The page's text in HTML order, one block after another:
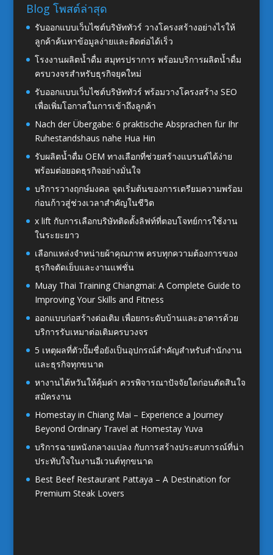
Blog โพสต์ล่าสุด
รับออกแบบเว็บไซต์บริษัททัวร์ วางโครงสร้างอย่างไรให้
ลูกค้าค้นหาข้อมูลง่ายและติดต่อได้เร็ว
โรงงานผลิตน้ำดื่ม สมุทรปราการ พร้อมบริการผลิตน้ำดื่ม
ครบวงจรสำหรับธุรกิจยุคใหม่
รับออกแบบเว็บไซต์บริษัททัวร์ พร้อมวางโครงสร้าง SEO
เพื่อเพิ่มโอกาสในการเข้าถึงลูกค้า
Nach der Übergabe: 6 praktische Absprachen für Ihr
Ruhestandshaus nahe Hua Hin
รับผลิตน้ำดื่ม OEM ทางเลือกที่ช่วยสร้างแบรนด์ได้ง่าย
พร้อมต่อยอดธุรกิจอย่างมั่นใจ
บริการวางฤกษ์มงคล จุดเริ่มต้นของการเตรียมความพร้อม
ก่อนก้าวสู่ช่วงเวลาสำคัญในชีวิต
x lift กับการเลือกบริษัทติดตั้งลิฟท์ที่ตอบโจทย์การใช้งาน
ในระยะยาว
เลือกแหล่งจำหน่ายผ้าคุณภาพ ครบทุกความต้องการของ
ธุรกิจตัดเย็บและงานแฟชั่น
Muay Thai Training Chiangmai: A Complete Guide to
Improving Your Skills and Fitness
ออกแบบก่อสร้างต่อเติม เพื่อยกระดับบ้านและอาคารด้วย
บริการรับเหมาต่อเติมครบวงจร
5 เหตุผลที่ตัวปั๊มชื่อยังเป็นอุปกรณ์สำคัญสำหรับสำนักงาน
และธุรกิจทุกขนาด
หางานไต้หวันให้คุ้มค่า ควรพิจารณาปัจจัยใดก่อนตัดสินใจ
สมัครงาน
Homestay in Chiang Mai – Experience a Journey
Beyond Ordinary Travel at Homestay Yuva
บริการฉายหนังกลางแปลง กับการสร้างประสบการณ์ที่น่า
ประทับใจในงานอีเวนต์ทุกขนาด
Best Beef Restaurant Pattaya – A Destination for
Premium Steak Lovers